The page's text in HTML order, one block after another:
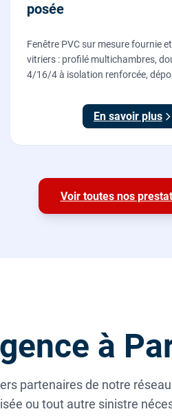
posée
Fenêtre PVC sur mesure fournie
vitriers : profilé multichambres,
4/16/4 à isolation renforcée,
€ TTC posée, TVA 10 %.
En savoir plus
Voir toutes nos
à
partenaires de notre
ou tout autre sinistre